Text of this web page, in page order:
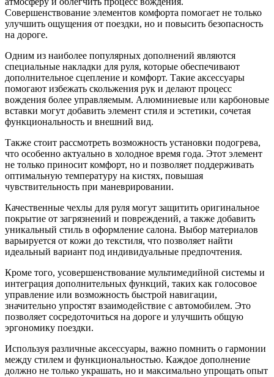
Совершенствование элементов комфорта помогает не только
улучшить ощущения от поездки, но и повысить безопасность
на дороге.
Одним из наиболее популярных дополнений являются
специальные накладки для руля, которые обеспечивают
дополнительное сцепление и комфорт. Такие аксессуары
помогают избежать скольжения рук и делают процесс
вождения более управляемым. Алюминиевые или карбоновые
вставки могут добавить элемент стиля и эстетики, сочетая
функциональность и внешний вид.
Также стоит рассмотреть возможность установки подогрева,
что особенно актуально в холодное время года. Этот элемент
не только приносит комфорт, но и позволяет поддерживать
оптимальную температуру на кистях, повышая
чувствительность при маневрировании.
Качественные чехлы для руля могут защитить оригинальное
покрытие от загрязнений и повреждений, а также добавить
уникальный стиль в оформление салона. Выбор материалов
варьируется от кожи до текстиля, что позволяет найти
идеальный вариант под индивидуальные предпочтения.
Кроме того, усовершенствование мультимедийной системы и
интеграция дополнительных функций, таких как голосовое
управление или возможность быстрой навигации,
значительно упростят взаимодействие с автомобилем. Это
позволяет сосредоточиться на дороге и улучшить общую
эргономику поездки.
Используя различные аксессуары, важно помнить о гармонии
между стилем и функциональностью. Каждое дополнение
должно не только украшать, но и максимально упрощать опыт